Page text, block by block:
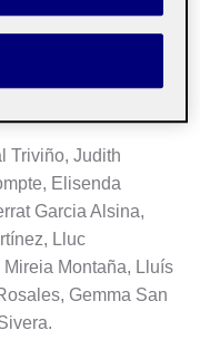
Triviño, Judith
Elisenda
Garcia Alsina,
Lluc
Montaña, Lluís
Gemma San